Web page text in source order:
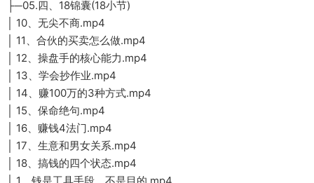
├─05.四、18锦囊(18小节)
│ 10、无尖不商.mp4
│ 11、合伙的买卖怎么做.mp4
│ 12、操盘手的核心能力.mp4
│ 13、学会抄作业.mp4
│ 14、赚100万的3种方式.mp4
│ 15、保命绝句.mp4
│ 16、赚钱4法门.mp4
│ 17、生意和男女关系.mp4
│ 18、搞钱的四个状态.mp4